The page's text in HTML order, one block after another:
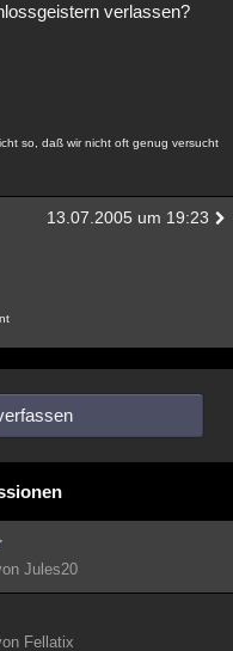
Gaming Filme
Neue Geschlossen
verlassen?
so, daß wir nicht oft genug versucht
13.07.2005 um 19:23
Jules20
Fellatix